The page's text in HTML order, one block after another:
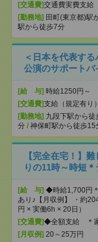
[交通費]交通費実費支給
[勤務地] 田町(東京都)駅
駅から徒歩7分
＜日本を代表す
公演のサポート
[給 与] 時給1250円～
[交通費]支給（規定有り）
[勤務地] 九段下駅から徒
分 / 神保町駅から徒歩15
【完全在宅！】
りの11時～時短
[給 与] ◆時給1,700円
あり♪【月収例】 ・約
円 × 実働6h × 20日）
[交通費]◆全額支給 ＊家
[月収例] 20～25万円